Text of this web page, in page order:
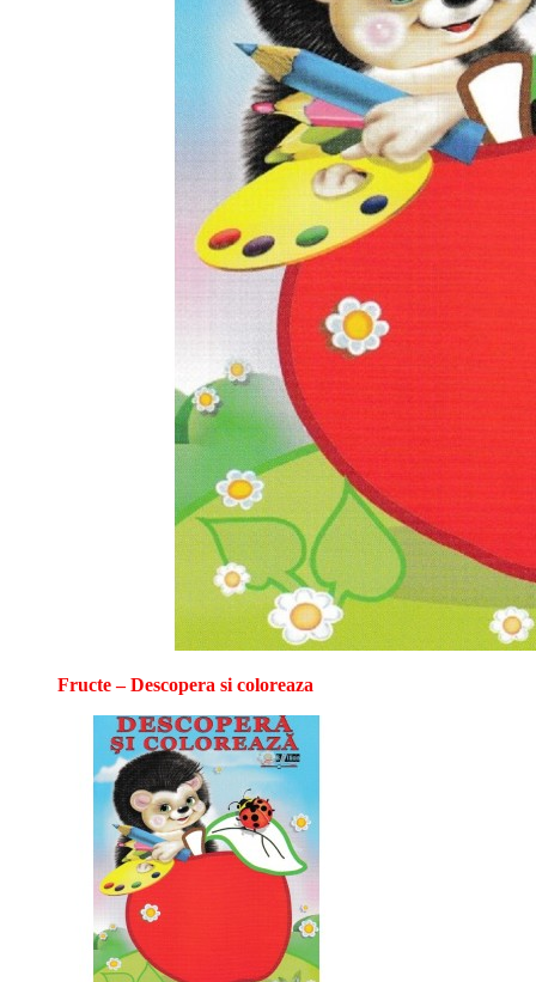
Fructe – Descopera si coloreaza